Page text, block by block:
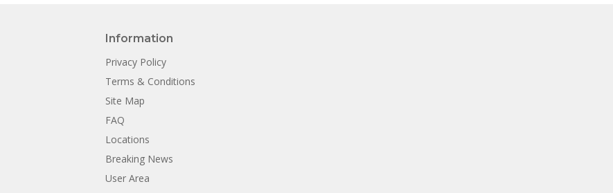
Information
Privacy Policy
Terms & Conditions
Site Map
FAQ
Locations
Breaking News
User Area